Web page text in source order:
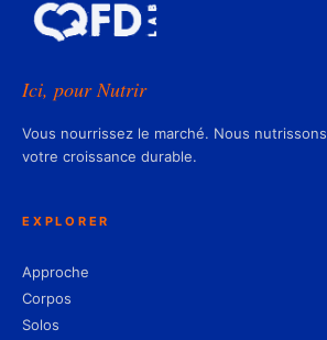
Ici, pour Nutrir
Vous nourrissez le marché. Nous nutrissons
votre croissance durable.
EXPLORER
Approche
Corpos
Solos